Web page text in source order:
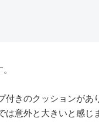
付きのクッションがあ
は意外と大きいと感じ